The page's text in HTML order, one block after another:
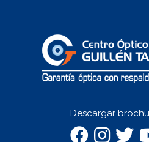
Descargar